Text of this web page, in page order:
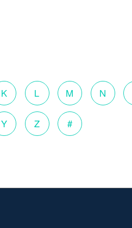
K L M N
Y Z #